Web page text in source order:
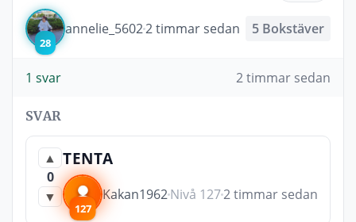
28
annelie_56022 timmar sedan 5 Bokstäver
1 svar 2 timmar sedan
SVAR
▲
0
▼
TENTA
127
Kakan1962Nivå 1272 timmar sedan